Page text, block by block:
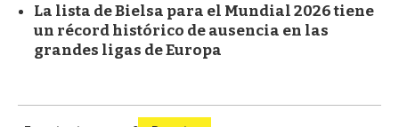
La lista de Bielsa para el Mundial 2026 tiene
un récord histórico de ausencia en las
grandes ligas de Europa